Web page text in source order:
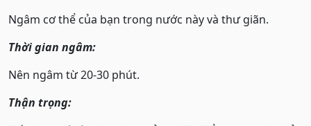
Ngâm cơ thể của bạn trong nước này và thư giãn.
Thời gian ngâm:
Nên ngâm từ 20-30 phút.
Thận trọng: